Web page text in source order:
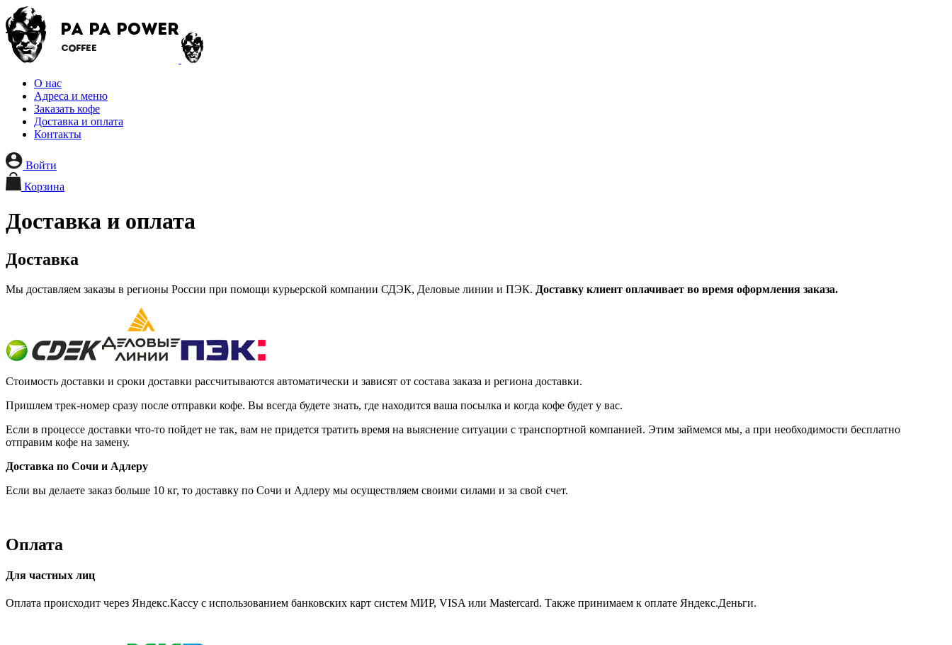
О нас
Адреса и меню
Заказать кофе
Доставка и оплата
Контакты
Войти
Корзина
Доставка и оплата
Доставка
Мы доставляем заказы в регионы России при помощи курьерской компании СДЭК, Деловые линии и ПЭК. Доставку клиент оплачивает во время оформления заказа.
Стоимость доставки и сроки доставки рассчитываются автоматически и зависят от состава заказа и региона доставки.
Пришлем трек-номер сразу после отправки кофе. Вы всегда будете знать, где находится ваша посылка и когда кофе будет у вас.
Если в процессе доставки что-то пойдет не так, вам не придется тратить время на выяснение ситуации с транспортной компанией. Этим займемся мы, а при необходимости бесплатно
отправим кофе на замену.
Доставка по Сочи и Адлеру
Если вы делаете заказ больше 10 кг, то доставку по Сочи и Адлеру мы осуществляем своими силами и за свой счет.
Оплата
Для частных лиц
Оплата происходит через Яндекс.Кассу с использованием банковских карт систем МИР, VISA или Mastercard. Также принимаем к оплате Яндекс.Деньги.